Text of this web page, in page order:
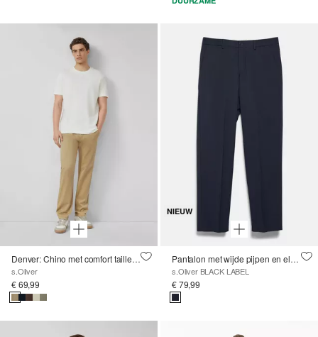
Denver: Chino met comfort tailleband in stretchkatoen
s.Oliver
€ 69,99
NIEUW
Pantalon met wijde pijpen en elastische tailleband
s.Oliver BLACK LABEL
€ 79,99